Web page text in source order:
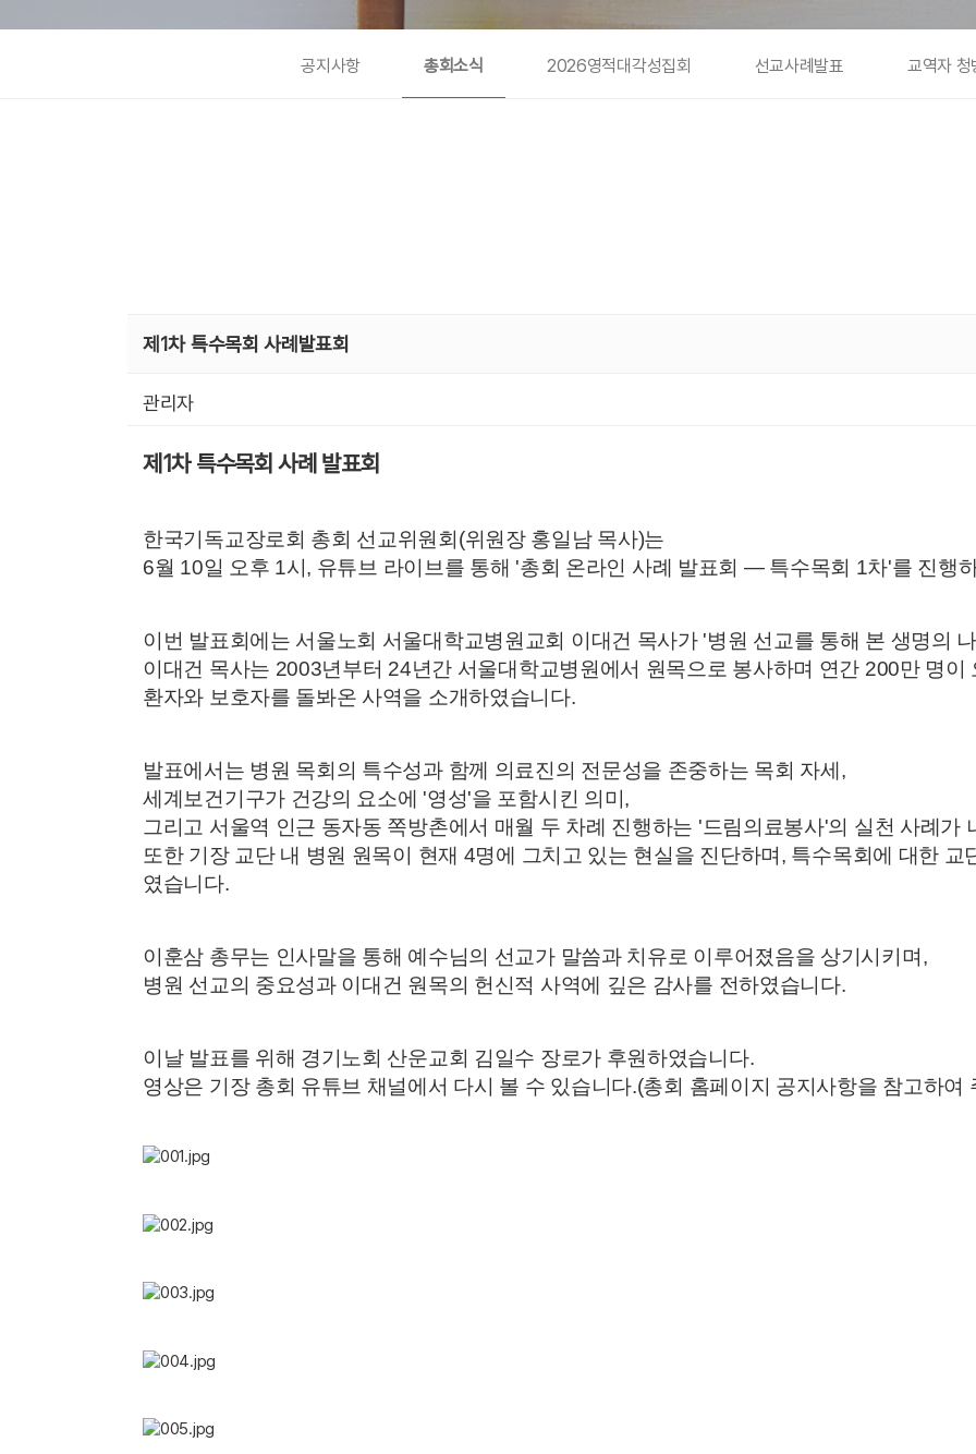
공지사항 총회소식 2026영적대각성집회 선교사례발표 교역자 청
제1차 특수목회 사례발표회
관리자
제1차 특수목회 사례 발표회
한국기독교장로회 총회 선교위원회(위원장 홍일남 목사)는
6월 10일 오후 1시, 유튜브 라이브를 통해 '총회 온라인 사례 발표회 — 특수목회 1차'를 진행
이번 발표회에는 서울노회 서울대학교병원교회 이대건 목사가 '병원 선교를 통해 본 생명의
이대건 목사는 2003년부터 24년간 서울대학교병원에서 원목으로 봉사하며 연간 200만 명이
환자와 보호자를 돌봐온 사역을 소개하였습니다.
발표에서는 병원 목회의 특수성과 함께 의료진의 전문성을 존중하는 목회 자세,
세계보건기구가 건강의 요소에 '영성'을 포함시킨 의미,
그리고 서울역 인근 동자동 쪽방촌에서 매월 두 차례 진행하는 '드림의료봉사'의 실천 사례가
또한 기장 교단 내 병원 원목이 현재 4명에 그치고 있는 현실을 진단하며, 특수목회에 대한
였습니다.
이훈삼 총무는 인사말을 통해 예수님의 선교가 말씀과 치유로 이루어졌음을 상기시키며,
병원 선교의 중요성과 이대건 원목의 헌신적 사역에 깊은 감사를 전하였습니다.
이날 발표를 위해 경기노회 산운교회 김일수 장로가 후원하였습니다.
영상은 기장 총회 유튜브 채널에서 다시 볼 수 있습니다.(총회 홈페이지 공지사항을 참고하여